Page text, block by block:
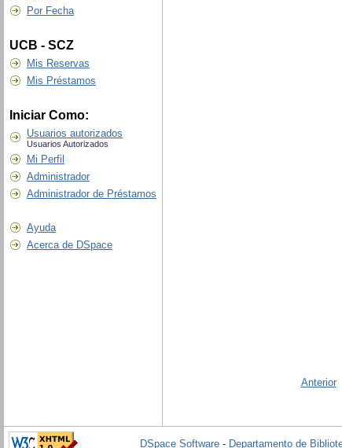
Por Fecha
UCB - SCZ
Mis Reservas
Mis Préstamos
Iniciar Como:
Usuarios autorizados
Usuarios Autorizados
Mi Perfil
Administrador
Administrador de Préstamos
Ayuda
Acerca de DSpace
Anterior
DSpace Software - Departamento de